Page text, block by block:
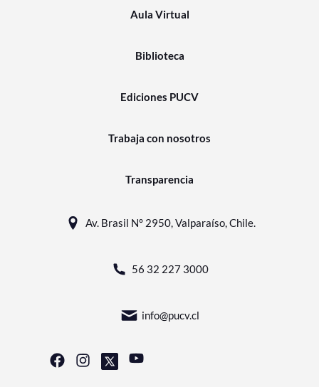
Aula Virtual
Biblioteca
Ediciones PUCV
Trabaja con nosotros
Transparencia
Av. Brasil N° 2950, Valparaíso, Chile.
56 32 227 3000
info@pucv.cl